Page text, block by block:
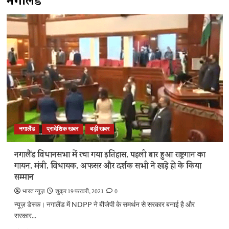
नगालैंड प्रादेशिक खबर बड़ी खबर
नगालैंड विधानसभा में रचा गया इतिहास, पहली बार हुआ राष्ट्रगान का
गायन, मंत्री, विधायक, अफसर और दर्शक सभी ने खड़े हो के किया
सम्मान
भारत न्यूज़ शुक्र 19 फ़रवरी, 2021
0
न्यूज़ डेस्क। नगालैंड में NDPP ने बीजेपी के समर्थन से सरकार बनाई है और
सरकार...